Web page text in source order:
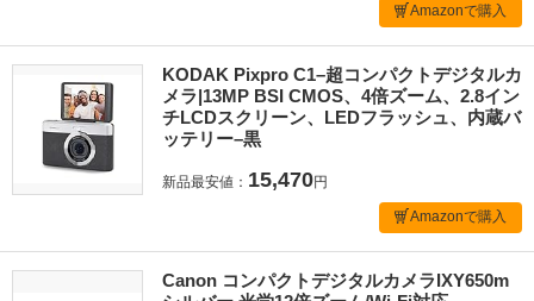
Amazonで購入
KODAK Pixpro C1–超コンパクトデジタルカ
メラ|13MP BSI CMOS、4倍ズーム、2.8イン
チLCDスクリーン、LEDフラッシュ、内蔵バ
ッテリー–黒
新品最安値： 15,470円
Amazonで購入
Canon コンパクトデジタルカメラIXY650m